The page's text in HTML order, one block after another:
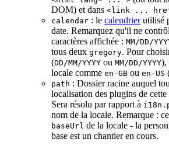
DOM) et dans <link ...
calendar : le calendrierutilisé
date. Remarquez qu'il ne
caractères affichée : MM/DD/
tous deux gregory. Pour
(DD/MM/YYYY ou MM/DD/YYYY),
locale comme en-GB ou en-US
path : Dossier racine auquel
localisation des plugins de cette
Sera résolu par rapport à
nom de la locale. Remarque :
baseUrl de la locale - la
base est un chantier en cours.